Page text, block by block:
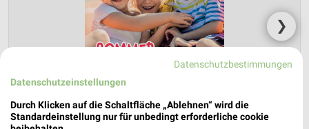
❯
Datenschutzbestimmungen
Datenschutzeinstellungen
Durch Klicken auf die Schaltfläche „Ablehnen“ wird die
Standardeinstellung nur für unbedingt erforderliche cookie